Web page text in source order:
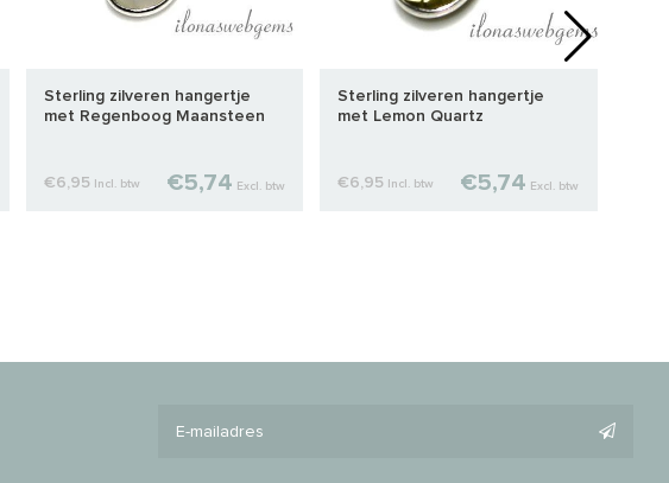
Sterling zilveren hangertje
met Regenboog Maansteen
€6,95 Incl. btw €5,74 Excl. btw
Sterling zilveren hangertje
met Lemon Quartz
€6,95 Incl. btw €5,74 Excl. btw